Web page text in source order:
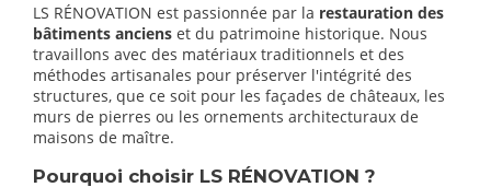
LS RÉNOVATION est passionnée par la restauration des
bâtiments anciens et du patrimoine historique. Nous
travaillons avec des matériaux traditionnels et des
méthodes artisanales pour préserver l'intégrité des
structures, que ce soit pour les façades de châteaux, les
murs de pierres ou les ornements architecturaux de
maisons de maître.
Pourquoi choisir LS RÉNOVATION ?